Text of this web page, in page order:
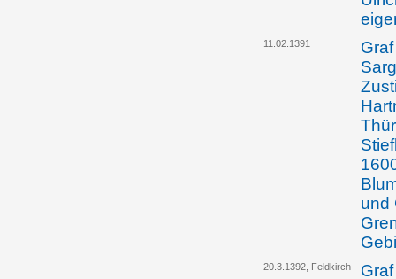
11.02.1391
und
20.3.1392, Feldkirch